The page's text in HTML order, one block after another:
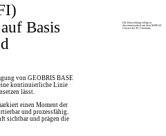
Basis
Die Entwicklung erfolgt in
Zusammenarbeit mit dem MERGE
Cluster der TU Chemnitz.
von GEOBRIS BASE
kontinuierliche Linie
lässt.
einen Moment der
und prozessfähig.
sichtbar und prägen die